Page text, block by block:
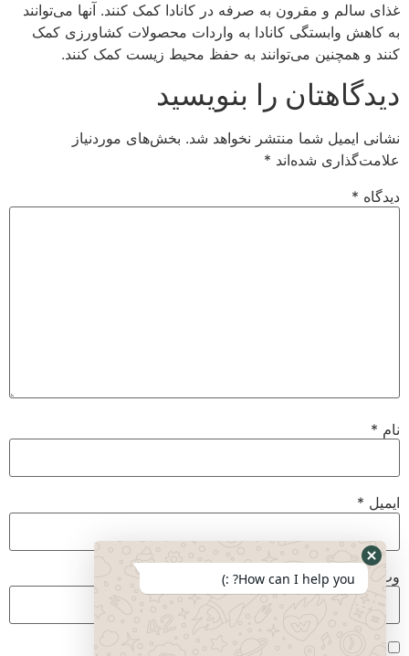
غذای سالم و مقرون به صرفه در کانادا کمک کنند. آنها می‌توانند
به کاهش وابستگی کانادا به واردات محصولات کشاورزی کمک
کنند و همچنین می‌توانند به حفظ محیط زیست کمک کنند.
دیدگاهتان را بنویسید
نشانی ایمیل شما منتشر نخواهد شد. بخش‌های موردنیاز
علامت‌گذاری شده‌اند *
دیدگاه *
نام *
ایمیل *
وب‌ سایتHow can I help you? :)